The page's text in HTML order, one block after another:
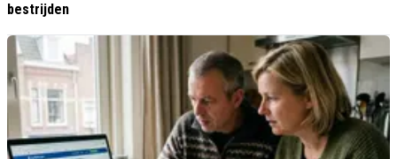
bestrijden